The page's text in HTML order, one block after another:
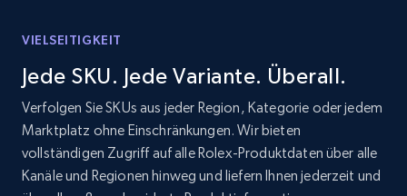
Etsy
URL, Product id, Listing inventory id, Title, Rating,
price, and more.
1.9K+
VIELSEITIGKEIT
Jede SKU. Jede Variante. Überall.
Verfolgen Sie SKUs aus jeder Region, Kategorie oder jedem
Marktplatz ohne Einschränkungen. Wir bieten
vollständigen Zugriff auf alle Rolex-Produktdaten über alle
Kanäle und Regionen hinweg und liefern Ihnen jederzeit und